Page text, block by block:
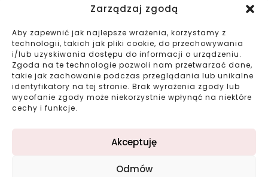
Zarządzaj zgodą
Aby zapewnić jak najlepsze wrażenia, korzystamy z
technologii, takich jak pliki cookie, do przechowywania
i/lub uzyskiwania dostępu do informacji o urządzeniu.
Zgoda na te technologie pozwoli nam przetwarzać dane,
takie jak zachowanie podczas przeglądania lub unikalne
identyfikatory na tej stronie. Brak wyrażenia zgody lub
wycofanie zgody może niekorzystnie wpłynąć na niektóre
cechy i funkcje.
Akceptuję
Odmów
KONTAKT
Biżuteria Szyszka Sieradz,
Zduńska Wola, Łask
799 038 980
43 695 80 11
kontakt@bizuteriaszyszka.pl